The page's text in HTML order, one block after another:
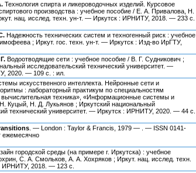
. Технология спирта и ликероводочных изделий. Курсовое
производства : учебное пособие / Е. А. Привалова, Н.
нац. исслед. техн. ун-т. — Иркутск : ИРНИТУ, 2018. — 233 с.
Надежность технических систем и техногенный риск : учебное
; Иркут. гос. техн. ун-т. — Иркутск : Изд-во ИрГТУ,
Водоотводящие сети : учебное пособие / В. Г. Судникович ;
исследовательский технический университет. —
2020. — 109 с. : ил.
искусственного интеллекта. Нейронные сети и
: лабораторный практикум по специальностям
техника», «Информационные системы и
Куцый, Н. Д. Лукьянов ; Иркутский национальный
технический университет. — Иркутск : ИРНИТУ, 2020. — 44 с.
. — London : Taylor & Francis, 1979 — . — ISSN 0141-
ежемесячно
городской среды (на примере г. Иркутска) : учебное
С. А. Смольков, А. А. Хохряков ; Иркут. нац. исслед. техн.
ИРНИТУ, 2018. — 123 с.